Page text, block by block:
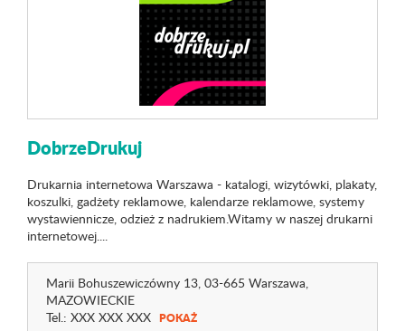
DobrzeDrukuj
Drukarnia internetowa Warszawa - katalogi, wizytówki, plakaty,
koszulki, gadżety reklamowe, kalendarze reklamowe, systemy
wystawiennicze, odzież z nadrukiem.Witamy w naszej drukarni
internetowej....
Marii Bohuszewiczówny 13, 03-665 Warszawa,
MAZOWIECKIE
Tel.: XXX XXX XXX POKAŻ